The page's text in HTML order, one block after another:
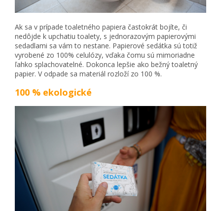
Ak sa v prípade toaletného papiera častokrát bojíte, či
nedôjde k upchatiu toalety, s jednorazovým papierovými
sedadlami sa vám to nestane. Papierové sedátka sú totiž
vyrobené zo 100% celulózy, vďaka čomu sú mimoriadne
ľahko splachovatelné. Dokonca lepšie ako bežný toaletný
papier. V odpade sa materiál rozloží zo 100 %.
100 % ekologické